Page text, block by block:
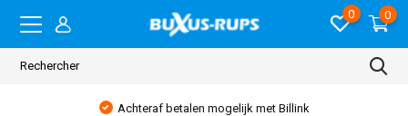
0 0
Achteraf betalen mogelijk met Billink